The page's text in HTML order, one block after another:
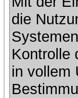
die
Kontrolle
in vollem